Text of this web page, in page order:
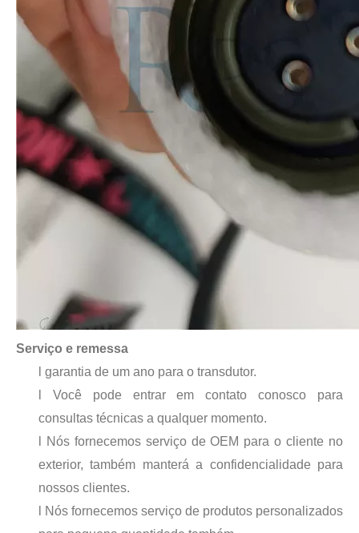
Atualmente, a pesquisa sobre a extração de antioxidantes e
Vantagens da soldagem ultrassônica de painéis de portas de automóveis
Qual é o princípio e a teoria da máquina de soldagem plástica
Serviço e remessa
l garantia de um ano para o transdutor.
l Você pode entrar em contato conosco para
consultas técnicas a qualquer momento.
l Nós fornecemos serviço de OEM para o cliente no
exterior, também manterá a confidencialidade para
nossos clientes.
l Nós fornecemos serviço de produtos personalizados